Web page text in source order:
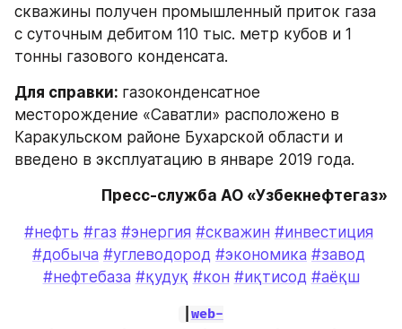
скважины получен промышленный приток газа
с суточным дебитом 110 тыс. метр кубов и 1
тонны газового конденсата.
Для справки: газоконденсатное
месторождение «Саватли» расположено в
Каракульском районе Бухарской области и
введено в эксплуатацию в январе 2019 года.
Пресс-служба АО «Узбекнефтегаз»
#нефть #газ #энергия #скважин #инвестиция
#добыча #углеводород #экономика #завод
#нефтебаза #қудуқ #кон #иқтисод #аёқш
web-